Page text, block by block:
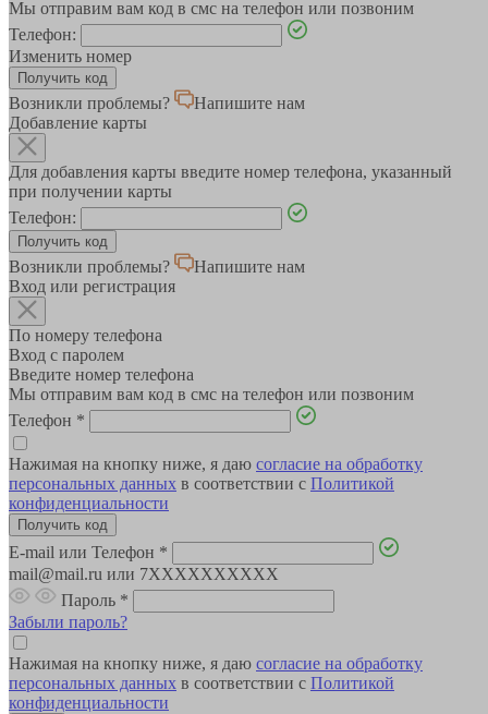
Мы отправим вам код в смс на телефон или позвоним
Телефон:
Изменить номер
Возникли проблемы?
Напишите нам
Добавление карты
Для добавления карты введите номер телефона, указанный
при получении карты
Телефон:
Возникли проблемы?
Напишите нам
Вход или регистрация
По номеру телефона
Вход с паролем
Введите номер телефона
Мы отправим вам код в смс на телефон или позвоним
Телефон *
Нажимая на кнопку ниже, я даю согласие на обработку
персональных данных в соответствии с Политикой
конфиденциальности
E-mail или Телефон *
mail@mail.ru или 7XXXXXXXXXX
Пароль *
Забыли пароль?
Нажимая на кнопку ниже, я даю согласие на обработку
персональных данных в соответствии с Политикой
конфиденциальности